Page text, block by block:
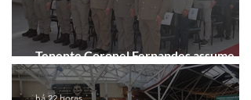
Tenente Coronel Fernandes assume
comando do 41º BPM em Gramado